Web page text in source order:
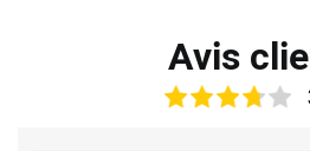
Avis